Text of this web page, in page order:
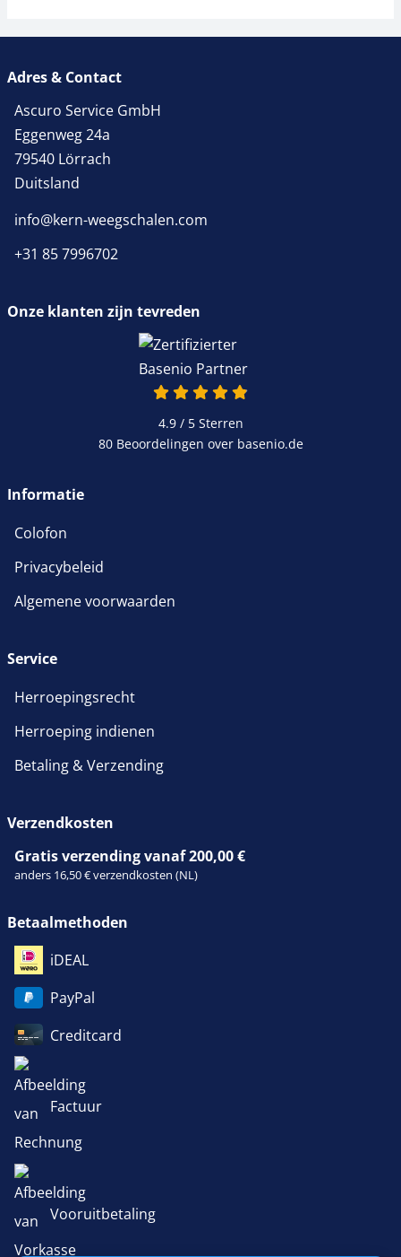
Adres & Contact
Ascuro Service GmbH
Eggenweg 24a
79540 Lörrach
Duitsland
info@kern-weegschalen.com
+31 85 7996702
Onze klanten zijn tevreden
4.9 van 5
4.9 / 5Sterren
80 Beoordelingen over basenio.de
Informatie
Colofon
Privacybeleid
Algemene voorwaarden
Service
Herroepingsrecht
Herroeping indienen
Betaling & Verzending
Verzendkosten
Gratis verzending vanaf 200,00 €
anders 16,50 € verzendkosten (NL)
Betaalmethoden
iDEAL
PayPal
Creditcard
Factuur
Vooruitbetaling